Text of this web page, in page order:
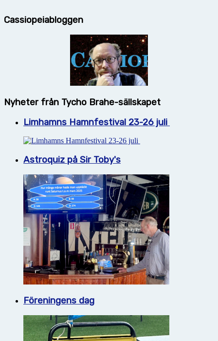
Cassiopeiabloggen
Nyheter från Tycho Brahe-sällskapet
Limhamns Hamnfestival 23-26 juli
Astroquiz på Sir Toby's
Föreningens dag